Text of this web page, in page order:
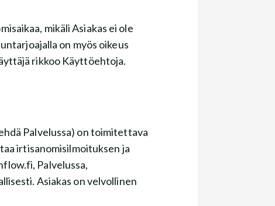
mikäli Asiakas ei ole
on myös oikeus
rikkoo Käyttöehtoja.
Palvelussa) on toimitettava
irtisanomisilmoituksen ja
Palvelussa,
Asiakas on velvollinen